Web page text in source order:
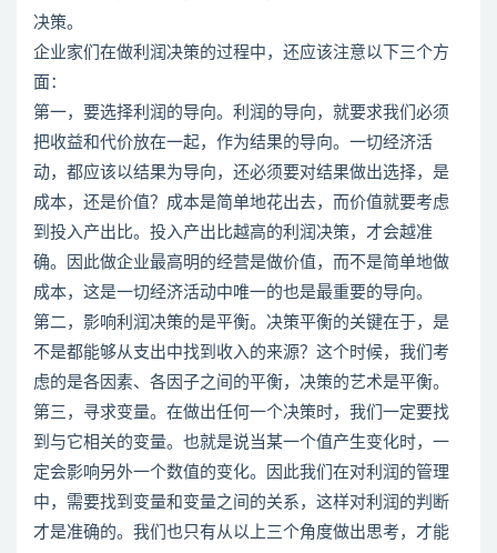
决策。
企业家们在做利润决策的过程中，还应该注意以下三个方
面：
第一，要选择利润的导向。利润的导向，就要求我们必须
把收益和代价放在一起，作为结果的导向。一切经济活
动，都应该以结果为导向，还必须要对结果做出选择，是
成本，还是价值？成本是简单地花出去，而价值就要考虑
到投入产出比。投入产出比越高的利润决策，才会越准
确。因此做企业最高明的经营是做价值，而不是简单地做
成本，这是一切经济活动中唯一的也是最重要的导向。
第二，影响利润决策的是平衡。决策平衡的关键在于，是
不是都能够从支出中找到收入的来源？这个时候，我们考
虑的是各因素、各因子之间的平衡，决策的艺术是平衡。
第三，寻求变量。在做出任何一个决策时，我们一定要找
到与它相关的变量。也就是说当某一个值产生变化时，一
定会影响另外一个数值的变化。因此我们在对利润的管理
中，需要找到变量和变量之间的关系，这样对利润的判断
才是准确的。我们也只有从以上三个角度做出思考，才能